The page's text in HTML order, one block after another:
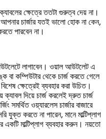
ক্ষেত্রে ততটা গুরুত্ব দেয় না।
চার্জার যতই ভালো হোক না কেন,
পারবেন না।
লাগাবেন। ওয়াল আউটলেট এ
বা কম্পিউটার থেকে চার্জ করতে গেলে
ক্ষেত্রেই ব্যবহার করা উচিত।
ক্যাবল দিয়ে চার্জ করলেই দ্রুত চার্জ
সমর্থিত ওয়্যারলেস চার্জার বাজারে
করতে না পারেন, মানে মাল্টিপ্লাগ
মাল্টিপ্লাগ ব্যবহার করুন। নয়তো